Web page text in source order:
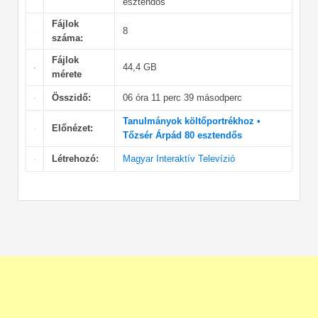
Fájlok
száma:
8
Fájlok
mérete
44,4 GB
Összidő: 06 óra 11 perc 39 másodperc
Előnézet:
Tanulmányok költőportrékhoz •
Tőzsér Árpád 80 esztendős
Létrehozó: Magyar Interaktív Televízió